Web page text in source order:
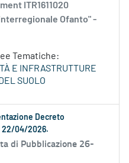
ITR1611020
Ofanto" -
Tematiche:
E INFRASTRUTTURE
SUOLO
Decreto
22/04/2026.
di Pubblicazione 26-